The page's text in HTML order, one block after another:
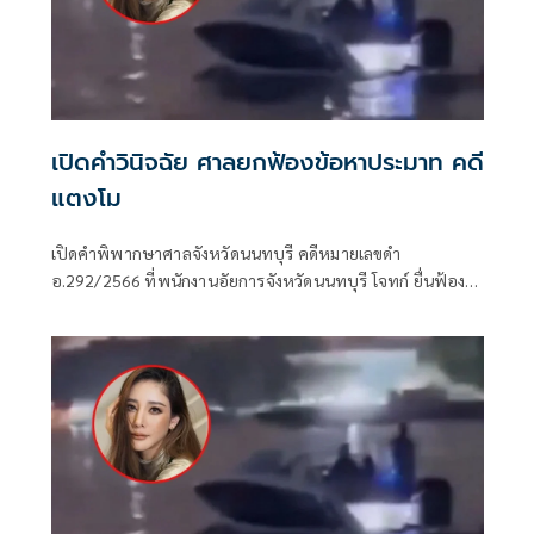
เปิดคำวินิจฉัย ศาลยกฟ้องข้อหาประมาท คดี
แตงโม
เปิดคำพิพากษาศาลจังหวัดนนทบุรี คดีหมายเลขดำ
อ.292/2566 ที่พนักงานอัยการจังหวัดนนทบุรี โจทก์ ยื่นฟ้อง
อบหรือจ็อบ กีรติสุทธิสาธร จำเลยที่ 2 นางสาวอิจศรินทร์หรือ
กระติก